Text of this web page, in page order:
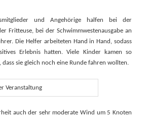
und Angehörige halfen bei der
Fritteuse, bei der Schwimmwestenausgabe an
Die Helfer arbeiteten Hand in Hand, sodass
Erlebnis hatten. Viele Kinder kamen so
dass sie gleich noch eine Runde fahren wollten.
auch der sehr moderate Wind um 5 Knoten